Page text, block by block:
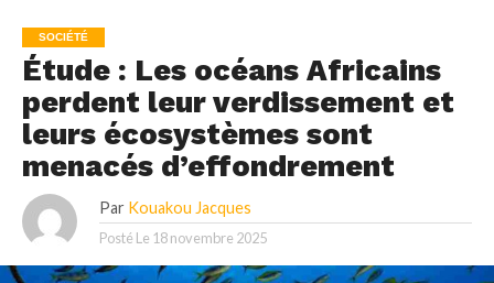
SOCIÉTÉ
Étude : Les océans Africains
perdent leur verdissement et
leurs écosystèmes sont
menacés d’effondrement
Par Kouakou Jacques
Posté Le 18 novembre 2025